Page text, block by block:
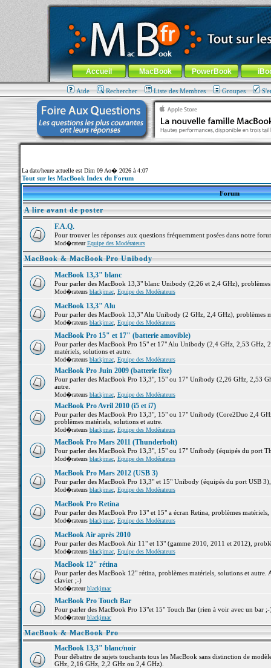
MacBook-fr.com : 100% Apple... 100% nomade !
Aller au contenu-Aller au menu général-Aller au menu de
Menu général
Accueil MacBook PowerBook
Aide Rechercher Liste des Membres Groupes
La date/heure actuelle est Dim 09 Ao� 2026 à 4:07
Tout sur les MacBook Index du Forum
Forum
A lire avant de poster
F.A.Q.
Pour trouver les réponses aux questions fréquemment posées dans notre
Mod�rateurEquipe des Modérateurs
MacBook & MacBook Pro Unibody
MacBook 13,3" blanc
Pour parler des MacBook 13,3" blanc Unibody (2,26 et 2,4 GHz),
Mod�rateurs blackjmac, Equipe des Modérateurs
MacBook 13,3" Alu
Pour parler des MacBook 13,3" Alu Unibody (2 GHz, 2,4 GHz), problèmes
Mod�rateurs blackjmac, Equipe des Modérateurs
MacBook Pro 15" et 17" (batterie amovible)
Pour parler des MacBook Pro 15" et 17" Alu Unibody (2,4 GHz, 2,53 GHz,
matériels, solutions et autre.
Mod�rateurs blackjmac, Equipe des Modérateurs
MacBook Pro Juin 2009 (batterie fixe)
Pour parler des MacBook Pro 13,3", 15" ou 17" Unibody (2,26 GHz, 2,53
autre.
Mod�rateurs blackjmac, Equipe des Modérateurs
MacBook Pro Avril 2010 (i5 et i7)
Pour parler des MacBook Pro 13,3", 15" ou 17" Unibody (Core2Duo 2,4
problèmes matériels, solutions et autre.
Mod�rateurs blackjmac, Equipe des Modérateurs
MacBook Pro Mars 2011 (Thunderbolt)
Pour parler des MacBook Pro 13,3", 15" ou 17" Unibody (équipés du port
Mod�rateurs blackjmac, Equipe des Modérateurs
MacBook Pro Mars 2012 (USB 3)
Pour parler des MacBook Pro 13,3" et 15" Unibody (équipés du port USB
Mod�rateurs blackjmac, Equipe des Modérateurs
MacBook Pro Retina
Pour parler des MacBook Pro 13" et 15" a écran Retina, problèmes matériels,
Mod�rateurs blackjmac, Equipe des Modérateurs
MacBook Air après 2010
Pour parler des MacBook Air 11" et 13" (gamme 2010, 2011 et 2012),
Mod�rateurs blackjmac, Equipe des Modérateurs
MacBook 12" rétina
Pour parler des MacBook 12" rétina, problèmes matériels, solutions et
clavier ;-)
Mod�rateurblackjmac
MacBook Pro Touch Bar
Pour parler des MacBook Pro 13"et 15" Touch Bar (rien à voir avec un bar
Mod�rateurblackjmac
MacBook & MacBook Pro
MacBook 13,3" blanc/noir
Pour débattre de sujets touchants tous les MacBook sans distinction de
GHz, 2,16 GHz, 2,2 GHz ou 2,4 GHz).